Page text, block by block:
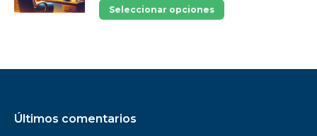
precios:
Seleccionar opciones
Últimos comentarios